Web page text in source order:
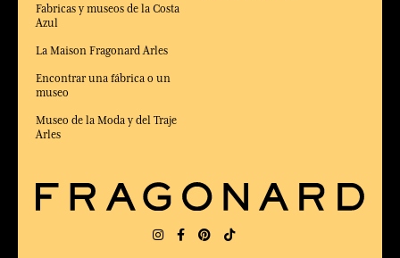
Fabricas y museos de la Costa
Azul
La Maison Fragonard Arles
Encontrar una fábrica o un
museo
Museo de la Moda y del Traje
Arles